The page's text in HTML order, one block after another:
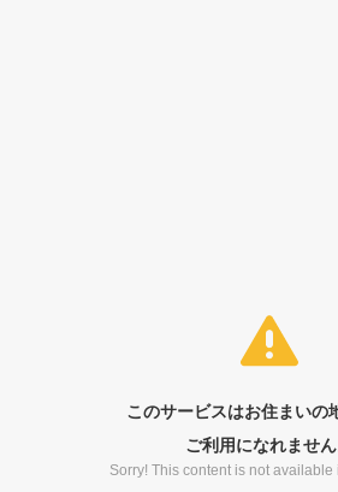
このサービスはお住まいの
ご利用になれません
Sorry! This content is not available